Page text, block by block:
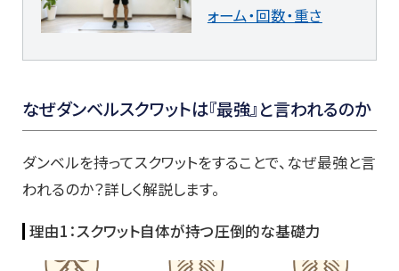
ォーム・回数・重さ
なぜダンベルスクワットは『最強』と言われるのか
ダンベルを持ってスクワットをすることで、なぜ最強と言
われるのか？詳しく解説します。
理由1：スクワット自体が持つ圧倒的な基礎力